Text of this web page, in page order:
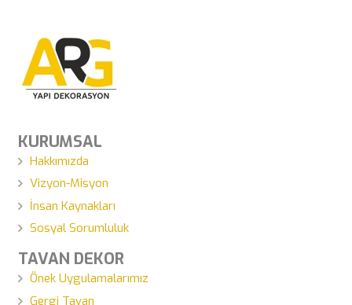
KURUMSAL
Hakkımızda
Vizyon-Misyon
İnsan Kaynakları
Sosyal Sorumluluk
TAVAN DEKOR
Önek Uygulamalarımız
Gergi Tavan